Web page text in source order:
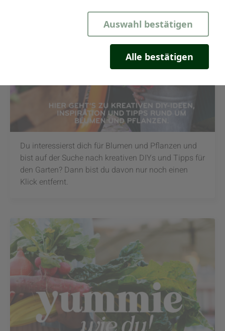
Auswahl bestätigen
Alle bestätigen
Du interessierst dich für Blumen und Pflanzen und
bist auf der Suche nach kreativen DIYs und Tipps für
den Garten? Dann bist du davon nur noch einen
Klick entfernt.